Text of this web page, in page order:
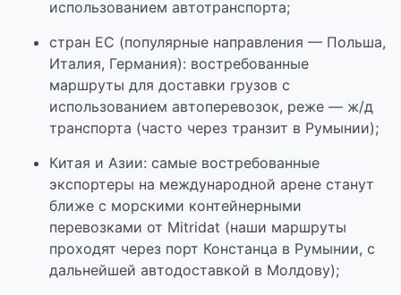
использованием автотранспорта;
стран ЕС (популярные направления — Польша,
Италия, Германия): востребованные
маршруты для доставки грузов с
использованием автоперевозок, реже — ж/д
транспорта (часто через транзит в Румынии);
Китая и Азии: самые востребованные
экспортеры на международной арене станут
ближе с морскими контейнерными
перевозками от Mitridat (наши маршруты
проходят через порт Констанца в Румынии, с
дальнейшей автодоставкой в Молдову);